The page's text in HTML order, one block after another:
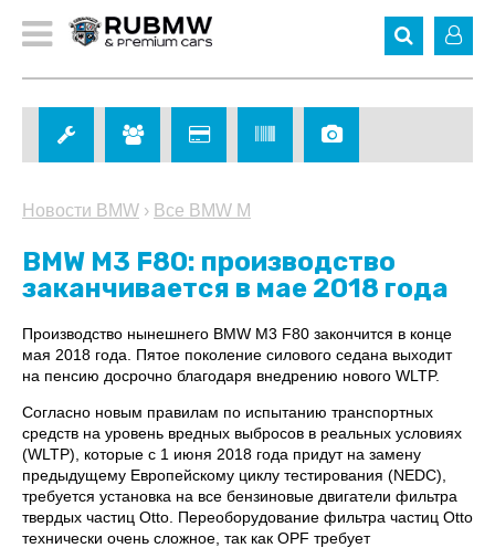
Новости BMW › Все BMW M
BMW M3 F80: производство
заканчивается в мае 2018 года
Производство нынешнего BMW M3 F80 закончится в конце
мая 2018 года. Пятое поколение силового седана выходит
на пенсию досрочно благодаря внедрению нового WLTP.
Согласно новым правилам по испытанию транспортных
средств на уровень вредных выбросов в реальных условиях
(WLTP), которые с 1 июня 2018 года придут на замену
предыдущему Европейскому циклу тестирования (NEDC),
требуется установка на все бензиновые двигатели фильтра
твердых частиц Otto. Переоборудование фильтра частиц Otto
технически очень сложное, так как OPF требует